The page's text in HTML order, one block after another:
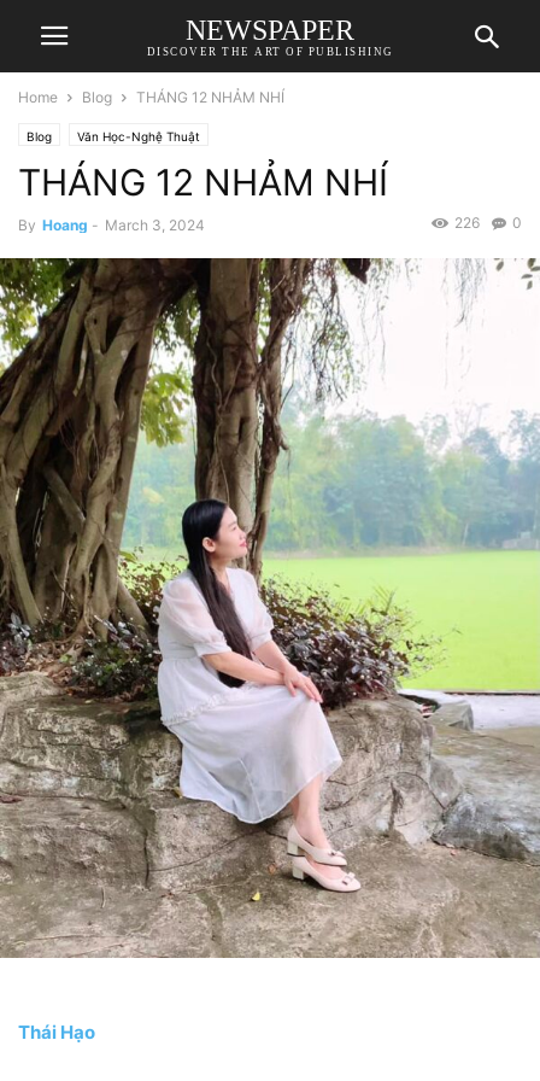
NEWSPAPER
DISCOVER THE ART OF PUBLISHING
Home Blog THÁNG 12 NHẢM NHÍ
Blog Văn Học-Nghệ Thuật
THÁNG 12 NHẢM NHÍ
By Hoang - March 3, 2024 0
226
Thái Hạo